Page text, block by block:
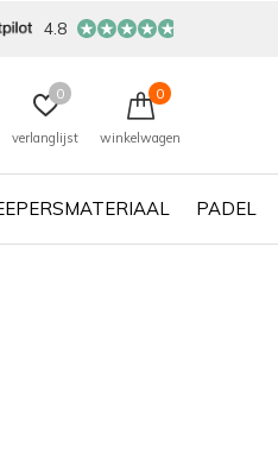
PADEL
verlanglijst
0
winkelwagen
0
4.8